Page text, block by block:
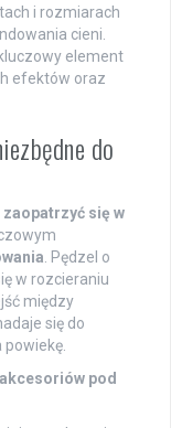
i rozmiarach
cieni.
element
efektów oraz
do
się w
. Pędzel o
w rozcieraniu
między
się do
pod